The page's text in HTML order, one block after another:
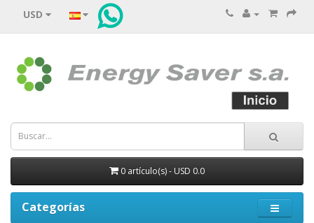
USD
0 artículo(s) - USD 0.0
Categorías